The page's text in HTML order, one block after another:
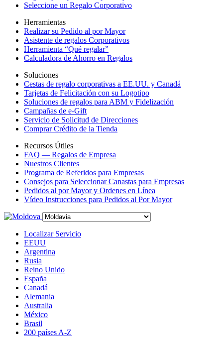
Seleccione un Regalo Corporativo
Herramientas
Realizar su Pedido al por Mayor
Asistente de regalos Corporativos
Herramienta “Qué regalar”
Calculadora de Ahorro en Regalos
Soluciones
Cestas de regalo corporativas a EE.UU. y Canadá
Tarjetas de Felicitación con su Logotipo
Soluciones de regalos para ABM y Fidelización
Campañas de e-Gift
Servicio de Solicitud de Direcciones
Comprar Crédito de la Tienda
Recursos Útiles
FAQ — Regalos de Empresa
Nuestros Clientes
Programa de Referidos para Empresas
Consejos para Seleccionar Canastas para Empresas
Pedidos al por Mayor y Ordenes en Línea
Vídeo Instrucciones para Pedidos al Por Mayor
Localizar Servicio
EEUU
Argentina
Rusia
Reino Unido
España
Canadá
Alemania
Australia
México
Brasil
200 países A-Z